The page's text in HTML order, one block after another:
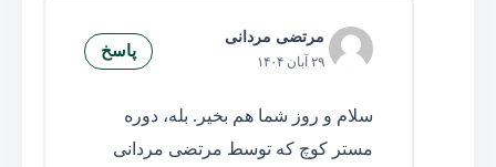
مرتضی مردانی
۲۹ آبان ۱۴۰۴
پاسخ
سلام و روز شما هم بخیر. بله، دوره
مستر کوچ که توسط مرتضی مردانی